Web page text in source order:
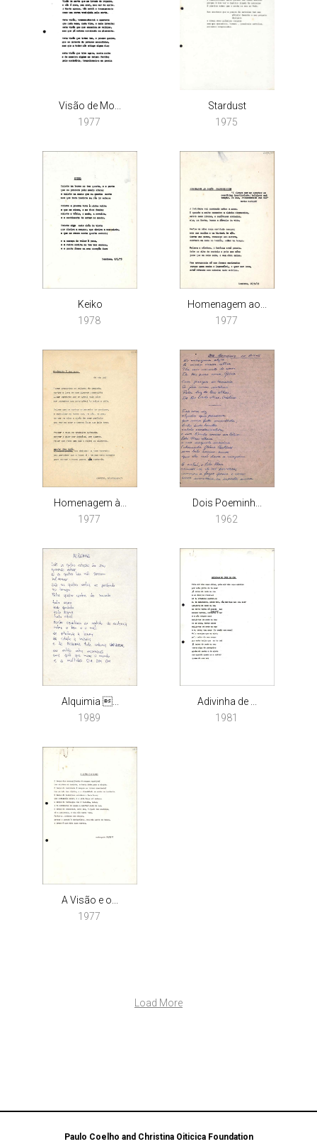
Visão de Mo...
1977
Stardust
1975
Keiko
1978
Homenagem ao...
1977
Homenagem à...
1977
Dois Poeminh...
1962
Alquimia ...
1989
Adivinha de ...
1981
A Visão e o...
1977
Load More
Paulo Coelho and Christina Oiticica Foundation